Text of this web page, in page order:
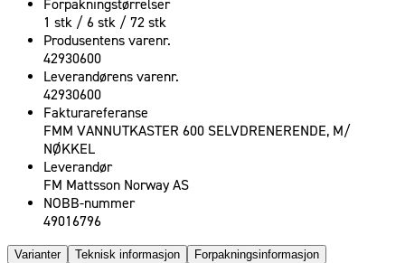
Forpakningstørrelser
1 stk / 6 stk / 72 stk
Produsentens varenr.
42930600
Leverandørens varenr.
42930600
Fakturareferanse
FMM VANNUTKASTER 600 SELVDRENERENDE, M/
NØKKEL
Leverandør
FM Mattsson Norway AS
NOBB-nummer
49016796
Varianter Teknisk informasjon
Forpakningsinformasjon